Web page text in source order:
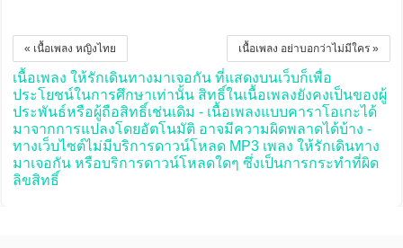
เนื้อเพลง อย่าบอกว่าไม่มีใคร »
« เนื้อเพลง หญิงไทย
เนื้อเพลง ให้รักเดินทางมาเจอกัน ที่แสดงบนเว็บก็เพื่อ
ประโยชน์ในการศึกษาเท่านั้น สิทธิ์ในเนื้อเพลงยังคงเป็นของผู้
ประพันธ์หรือผู้ถือสิทธิ์เช่นเดิม - เนื้อเพลงแบบคาราโอเกะได้
มาจากการแปลงโดยอัตโนมัติ อาจมีความผิดพลาดได้บ้าง -
ทางเว็บไซต์ไม่มีบริการดาวน์โหลด MP3 เพลง ให้รักเดินทาง
มาเจอกัน หรือบริการดาวน์โหลดใดๆ ซึ่งเป็นการกระทำที่ผิด
ลิขสิทธิ์